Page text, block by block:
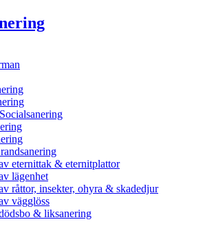
eternittak & eternitplattor
lägenhet
råttor, insekter, ohyra & skadedjur
vägglöss
& liksanering